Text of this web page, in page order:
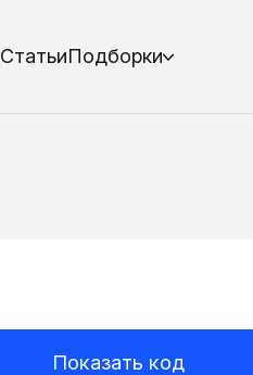
СтатьиПодборки
Показать код